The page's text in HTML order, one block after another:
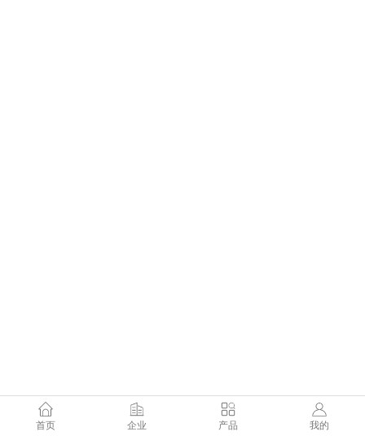
首页 企业 产品 我的